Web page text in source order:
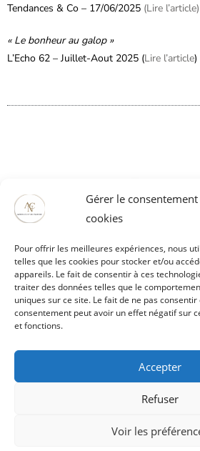
Gérer le
cookies
Pour offrir les meilleures expériences, nous
telles que les cookies pour stocker et/ou
appareils. Le fait de consentir à ces
traiter des données telles que le
uniques sur ce site. Le fait de ne pas
consentement peut avoir un effet négatif sur
et fonctions.
Accepter
Refuser
Voir les
Tendances & Co – 17/06/2025 (Lire l’article)
« Le bonheur au galop »
L’Echo 62 – Juillet-Aout 2025 (Lire l’article)
Artois Culture
52121 rue Mathieu